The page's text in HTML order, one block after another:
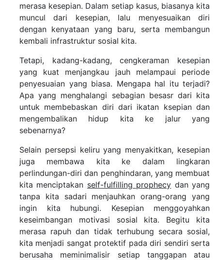
merasa kesepian. Dalam setiap kasus, biasanya kita
muncul dari kesepian, lalu menyesuaikan diri
dengan kenyataan yang baru, serta membangun
kembali infrastruktur sosial kita.
Tetapi, kadang-kadang, cengkeraman kesepian
yang kuat menjangkau jauh melampaui periode
penyesuaian yang biasa. Mengapa hal itu terjadi?
Apa yang menghalangi sebagian besasr dari kita
untuk membebaskan diri dari ikatan ksepian dan
mengembalikan hidup kita ke jalur yang
sebenarnya?
Selain persepsi keliru yang menyakitkan, kesepian
juga membawa kita ke dalam lingkaran
perlindungan-diri dan penghindaran, yang membuat
kita menciptakan self-fulfilling prophecy dan yang
tanpa kita sadari menjauhkan orang-orang yang
ingin kita hubungi. Kesepian menggoyahkan
keseimbangan motivasi sosial kita. Begitu kita
merasa rapuh dan tidak terhubung secara sosial,
kita menjadi sangat protektif pada diri sendiri serta
berusaha meminimalisir setiap tanggapan atau